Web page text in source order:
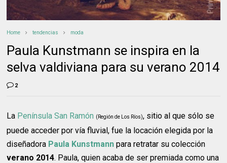
Home tendencias moda
Paula Kunstmann se inspira en la
selva valdiviana para su verano 2014
2
La Península San Ramón (Región de Los Ríos), sitio al que sólo se
puede acceder por vía fluvial, fue la locación elegida por la
diseñadora Paula Kunstmann para retratar su colección
verano 2014. Paula, quien acaba de ser premiada como una